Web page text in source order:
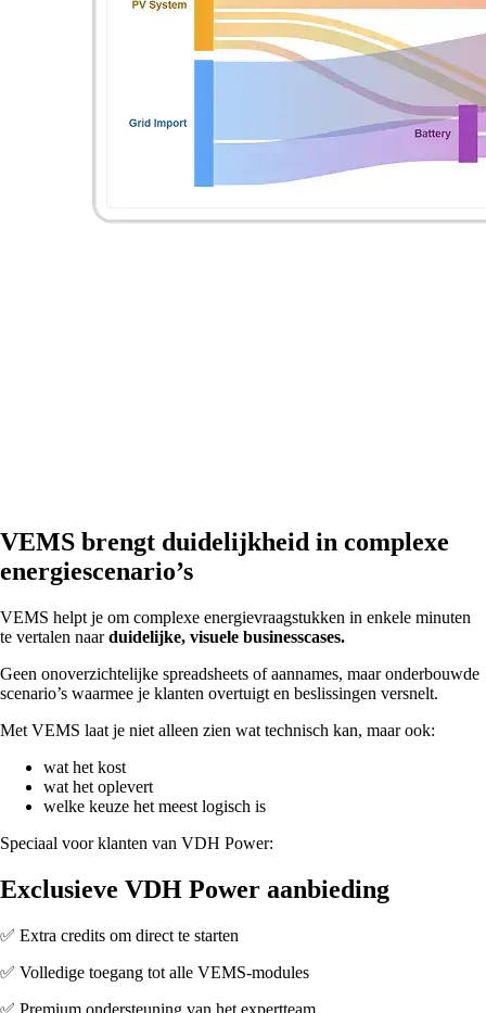
VEMS brengt duidelijkheid in complexe
energiescenario’s
VEMS helpt je om complexe energievraagstukken in enkele minuten
te vertalen naarduidelijke, visuele businesscases.
Geen onoverzichtelijke spreadsheets of aannames, maar onderbouwde
scenario’s waarmee je klanten overtuigt en beslissingen versnelt.
Met VEMS laat je niet alleen zien wat technisch kan, maar ook:
wat het kost
wat het oplevert
welke keuze het meest logisch is
Speciaal voor klanten van VDH Power:
Exclusieve VDH Power aanbieding
✅ Extra credits om direct te starten
✅ Volledige toegang tot alle VEMS-modules
✅ Premium ondersteuning van het expertteam